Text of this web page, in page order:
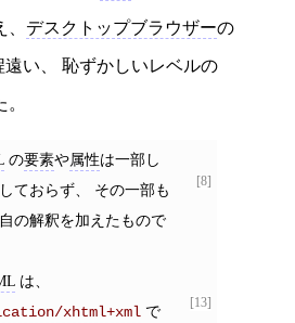
デスクトップブラウザーの
遠い、 恥ずかしいレベルの
[8]
の要素や属性は一部し
ておらず、 その一部も
の解釈を加えたもので
[13]
は、
xhtml+xmlで